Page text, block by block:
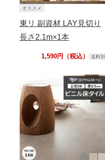
オススメ
東リ 副資材 LAY見切り
長さ2.1m×1本
1,590円（税込） 送料別